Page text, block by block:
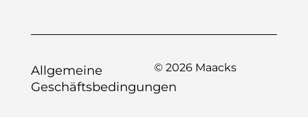
© 2026 Maacks
Allgemeine
Geschäftsbedingungen